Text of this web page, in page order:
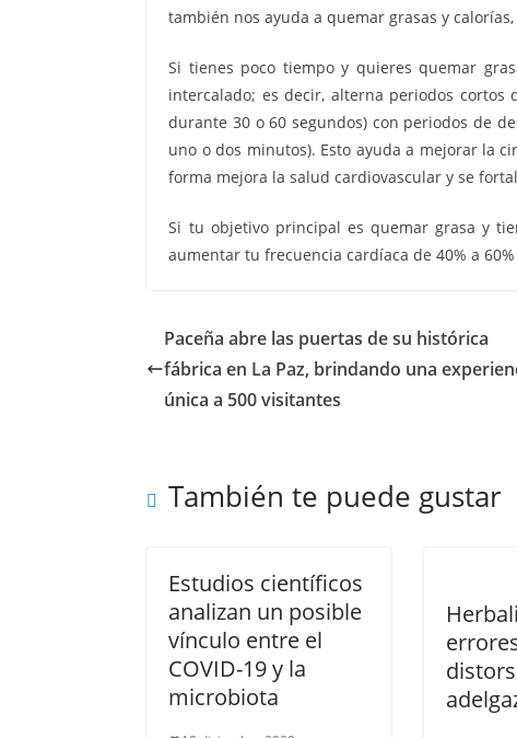
también nos ayuda a quemar grasas y
Si tienes poco tiempo y quieres quemar
intercalado; es decir, alterna periodos cortos
durante 30 o 60 segundos) con periodos de
uno o dos minutos). Esto ayuda a mejorar la
forma mejora la salud cardiovascular y se
Si tu objetivo principal es quemar grasa y
aumentar tu frecuencia cardíaca de 40% a
Paceña abre las puertas de su histórica
fábrica en La Paz, brindando una
única a 500 visitantes
También te puede gustar
Estudios científicos
analizan un posible
vínculo entre el
COVID-19 y la
microbiota